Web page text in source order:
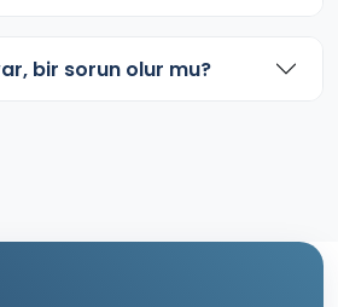
bir sorun olur mu?